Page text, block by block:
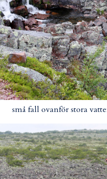
små fall ovanför stora